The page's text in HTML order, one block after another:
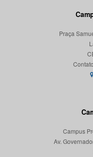
Praça
Campus
Av.